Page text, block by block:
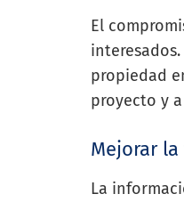
El
propiedad
proyecto y
Mejorar
La